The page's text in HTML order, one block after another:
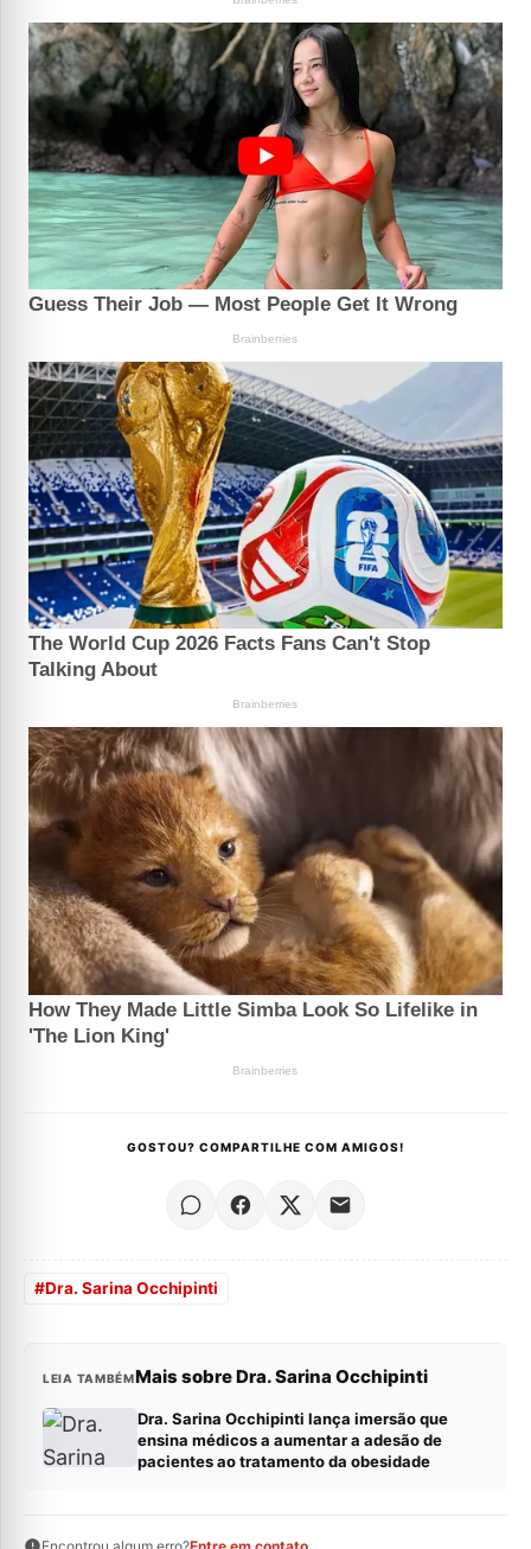
GOSTOU? COMPARTILHE COM AMIGOS!
#Dra. Sarina Occhipinti
LEIA TAMBÉMMais sobre Dra. Sarina Occhipinti
Dra. Sarina Occhipinti lança imersão que
ensina médicos a aumentar a adesão de
pacientes ao tratamento da obesidade